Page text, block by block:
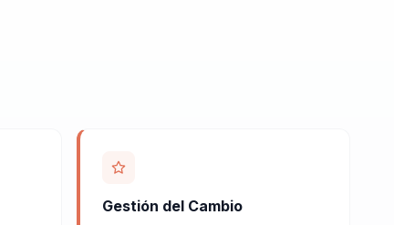
Gestión del Cambio